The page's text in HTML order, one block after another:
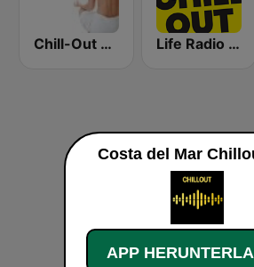
Chill-Out Radio Gaia Life Radio Chill Out
Costa del Mar
APP